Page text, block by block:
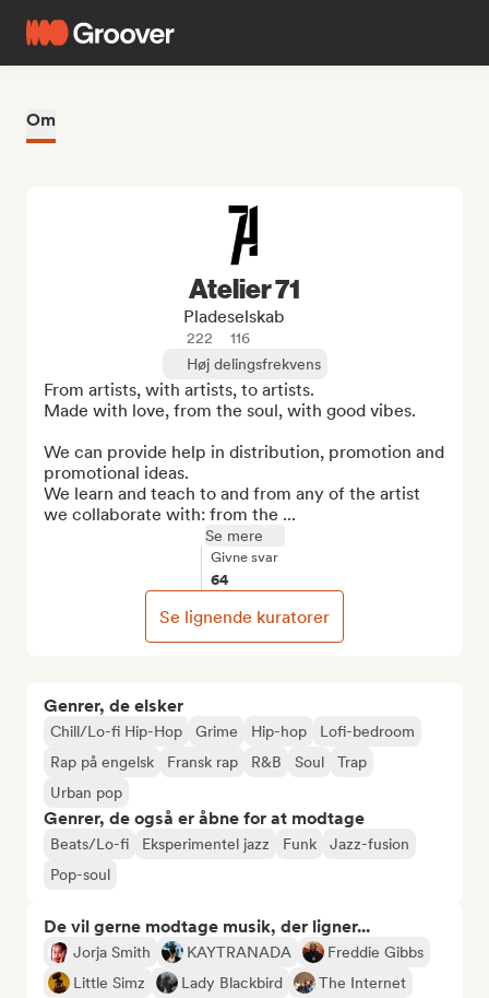
Om
Genrer, de elsker
Chill/Lo-fi Hip-Hop Grime Hip-hop
Lofi-bedroom
Rap på engelsk
Fransk rap R&B Soul
Trap
Urban pop
Genrer, de også er åbne for at modtage
Beats/Lo-fi Eksperimentel jazz Funk
Jazz-fusion
Pop-soul
De vil gerne modtage musik, der ligner...
Jorja Smith KAYTRANADA
Freddie Gibbs
Little Simz
Lady Blackbird
The Internet
Atelier 71
Pladeselskab
222
116
Høj delingsfrekvens
From artists, with artists, to artists.
Made with love, from the soul, with good vibes.
We can provide help in distribution, promotion and
promotional ideas.
We learn and teach to and from any of the artist
we collaborate with: from the ...
Se mere
Givne svar
64
Se lignende kuratorer